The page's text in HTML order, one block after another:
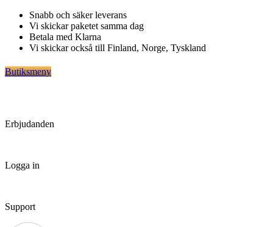
Hoppa
innehåll
Snabb och säker leverans
Vi skickar paketet samma dag
Betala med Klarna
Vi skickar också till Finland, Norge, Tyskland
Butiksmeny
Erbjudanden
Logga in
Support